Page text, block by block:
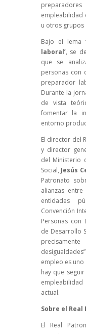
empleabilidad
u otros grupos
Bajo el lema ‘
laboral’, se
que se
personas con
preparador
Durante la
de vista
fomentar la
entorno
El director del
y director
del Ministerio
Social, Jesús
Patronato
alianzas
entidades
Convención
Personas con
de Desarrollo
empleo es
hay que
empleabilidad
actual.
Sobre el
El Real